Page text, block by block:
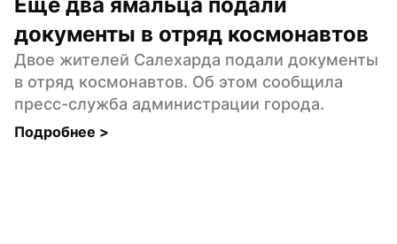
документы в отряд космонавтов
Двое жителей Салехарда подали документы
в отряд космонавтов. Об этом сообщила
пресс-служба администрации города.
Подробнее >